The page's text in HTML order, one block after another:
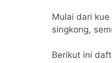
Mulai dari
singkong,
Berikut ini